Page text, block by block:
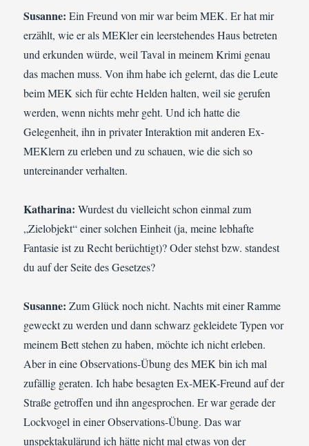
Susanne: Ein Freund von mir war beim MEK. Er hat mir
erzählt, wie er als MEKler ein leerstehendes Haus betreten
und erkunden würde, weil Taval in meinem Krimi genau
das machen muss. Von ihm habe ich gelernt, das die Leute
beim MEK sich für echte Helden halten, weil sie gerufen
werden, wenn nichts mehr geht. Und ich hatte die
Gelegenheit, ihn in privater Interaktion mit anderen Ex-
MEKlern zu erleben und zu schauen, wie die sich so
untereinander verhalten.
Katharina: Wurdest du vielleicht schon einmal zum
„Zielobjekt“ einer solchen Einheit (ja, meine lebhafte
Fantasie ist zu Recht berüchtigt)? Oder stehst bzw. standest
du auf der Seite des Gesetzes?
Susanne: Zum Glück noch nicht. Nachts mit einer Ramme
geweckt zu werden und dann schwarz gekleidete Typen vor
meinem Bett stehen zu haben, möchte ich nicht erleben.
Aber in eine Observations-Übung des MEK bin ich mal
zufällig geraten. Ich habe besagten Ex-MEK-Freund auf der
Straße getroffen und ihn angesprochen. Er war gerade der
Lockvogel in einer Observations-Übung. Das war
unspektakulärund ich hätte nicht mal etwas von der